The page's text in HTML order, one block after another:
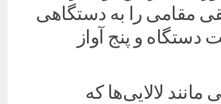
مقامی را به دستگاهی
دستگاه و پنج آواز
لالایی‌ها که